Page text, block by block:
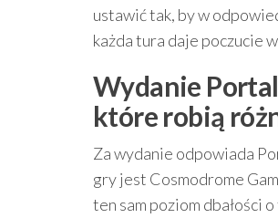
ustawić tak, by w
każda tura daje poczucie
Wydanie
które robią
Za wydanie odpowiada
gry jest Cosmodrome
ten sam poziom dbałości